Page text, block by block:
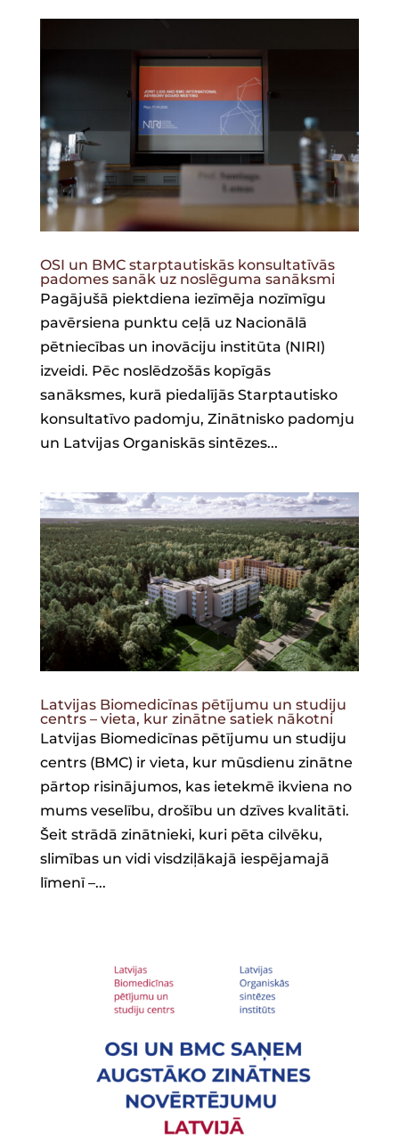
OSI un BMC starptautiskās konsultatīvās
padomes sanāk uz noslēguma sanāksmi
Pagājušā piektdiena iezīmēja nozīmīgu
pavērsiena punktu ceļā uz Nacionālā
pētniecības un inovāciju institūta (NIRI)
izveidi. Pēc noslēdzošās kopīgās
sanāksmes, kurā piedalījās Starptautisko
konsultatīvo padomju, Zinātnisko padomju
un Latvijas Organiskās sintēzes...
Latvijas Biomedicīnas pētījumu un studiju
centrs – vieta, kur zinātne satiek nākotni
Latvijas Biomedicīnas pētījumu un studiju
centrs (BMC) ir vieta, kur mūsdienu zinātne
pārtop risinājumos, kas ietekmē ikviena no
mums veselību, drošību un dzīves kvalitāti.
Šeit strādā zinātnieki, kuri pēta cilvēku,
slimības un vidi visdziļākajā iespējamajā
līmenī –...